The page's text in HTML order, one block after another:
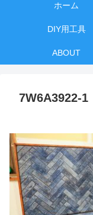
ホーム
DIY用工具
ABOUT
7W6A3922-1